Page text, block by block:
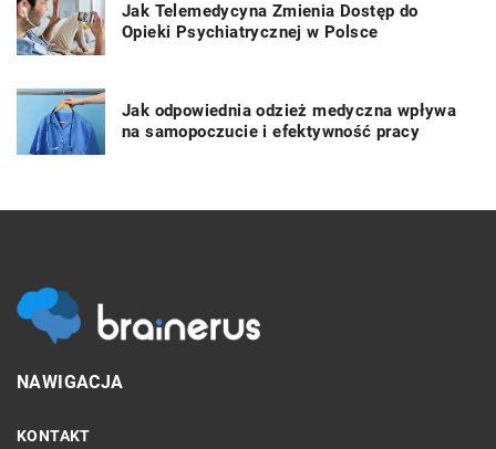
Jak Telemedycyna Zmienia Dostęp do
Opieki Psychiatrycznej w Polsce
Jak odpowiednia odzież medyczna wpływa
na samopoczucie i efektywność pracy
NAWIGACJA
KONTAKT